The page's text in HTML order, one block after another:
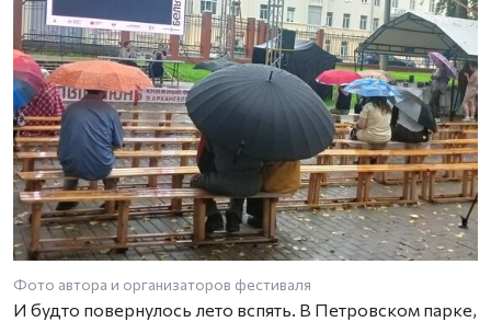
Фото автора и организаторов фестиваля
И будто повернулось лето вспять. В Петровском парке,